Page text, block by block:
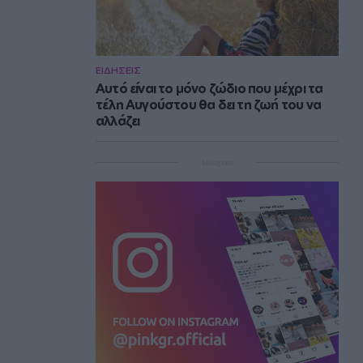
ΕΙΔΗΣΕΙΣ
Αυτό είναι το μόνο ζώδιο που μέχρι τα
τέλη Αυγούστου θα δει τη ζωή του να
αλλάζει